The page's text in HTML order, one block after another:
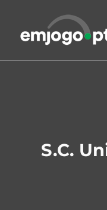
content
S.C.